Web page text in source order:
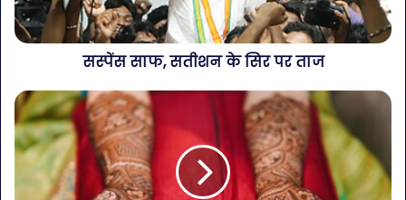
सस्पेंस साफ, सतीशन के सिर पर ताज